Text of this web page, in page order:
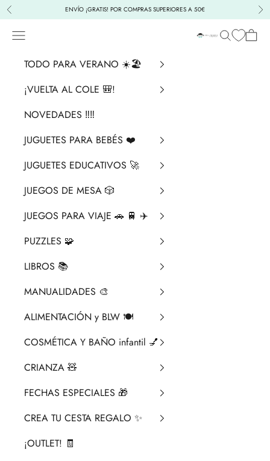
Ir al contenido
Anterior ENVÍO ¡GRATIS! POR COMPRAS SUPERIORES A 50€
La Chata
Menú BuscarCesta
TODO PARA VERANO ☀️🏖️
¡VUELTA AL COLE 🎒!
NOVEDADES ‼️​‼️​
JUGUETES PARA BEBÉS ❤️​
JUGUETES EDUCATIVOS 🚀
JUEGOS DE MESA 🎲
JUEGOS PARA VIAJE 🚗 🚆 ✈️
PUZZLES 🧩
LIBROS 📚​
MANUALIDADES 🎨​
ALIMENTACIÓN y BLW 🍽️
COSMÉTICA Y BAÑO infantil 💅
CRIANZA ​🧸​
FECHAS ESPECIALES 🎁
CREA TU CESTA REGALO ✨
¡OUTLET! 🧾